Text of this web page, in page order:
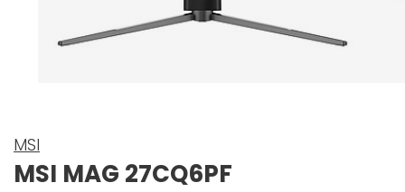
MSI
MSI MAG 27CQ6PF